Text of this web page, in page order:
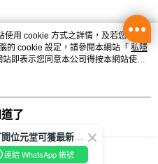
用 cookie 方式之詳情，及若您不希
的 cookie 設定，請參閱本網站「 私隱
即表示您同意本公司得按本網站使用
了
🔥訂閱位元堂可獲最新優惠及活動資訊🔥
連結 WhatsApp 帳號